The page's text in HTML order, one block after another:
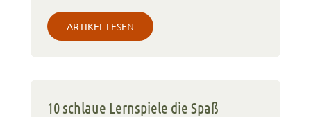
ARTIKEL LESEN
10 schlaue Lernspiele die Spaß